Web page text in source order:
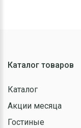
Каталог товаров
Каталог
Акции месяца
Гостиные